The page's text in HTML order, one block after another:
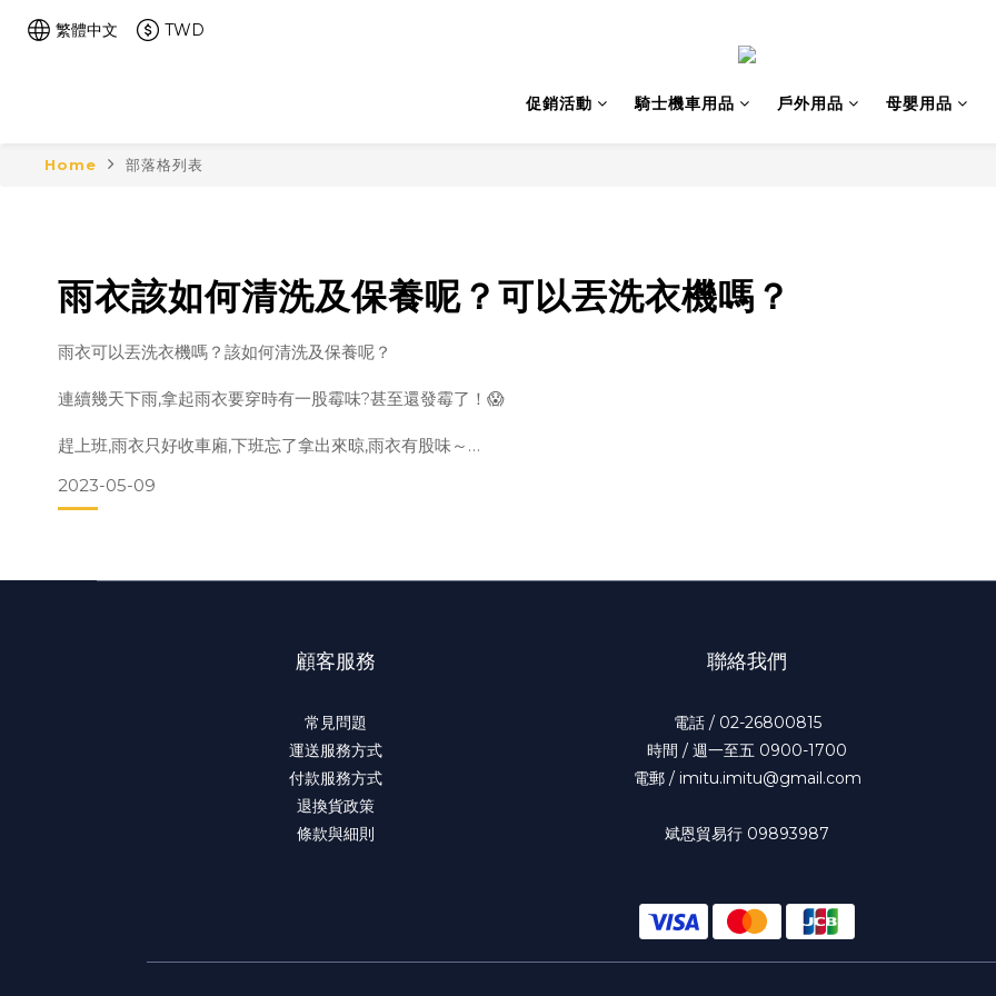
繁體中文 TWD
促銷活動 騎士機車用品 戶外用品 母嬰用品
Home 部落格列表
雨衣該如何清洗及保養呢？可以丟洗衣機嗎？
雨衣可以丟洗衣機嗎？該如何清洗及保養呢？
連續幾天下雨,拿起雨衣要穿時有一股霉味?甚至還發霉了！😱
趕上班,雨衣只好收車廂,下班忘了拿出來晾,雨衣有股味～
清洗雨衣有幾點,要特別注意唷
用肥皂低刺激性的清潔劑清洗,勿使用漂白水
2023-05-09
顧客服務
常見問題
運送服務方式
付款服務方式
退換貨政策
條款與細則
聯絡我們
電話 / 02-26800815
時間 / 週一至五 0900-1700
電郵 / imitu.imitu@gmail.com
斌恩貿易行 09893987